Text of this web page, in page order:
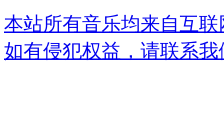
本站所有音乐均来自互
如有侵犯权益，请联系